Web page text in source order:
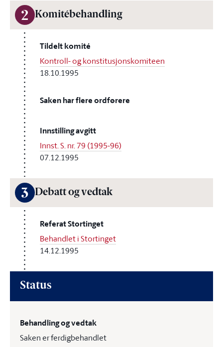
2 Komitébehandling
Tildelt komité
Kontroll- og konstitusjonskomiteen
18.10.1995
Saken har flere ordførere
Innstilling avgitt
Innst. S. nr. 79 (1995-96)
07.12.1995
3 Debatt og vedtak
Referat Stortinget
Behandlet i Stortinget
14.12.1995
Status
Behandling og vedtak
Saken er ferdigbehandlet